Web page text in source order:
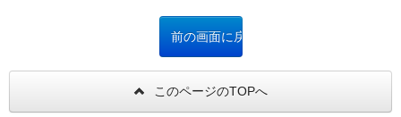
このページのTOPへ